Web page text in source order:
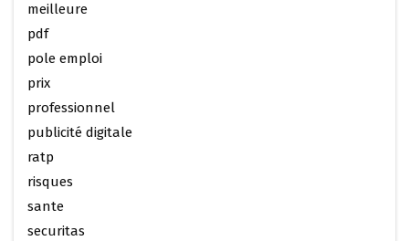
meilleure
pdf
pole emploi
prix
professionnel
publicité digitale
ratp
risques
sante
securitas